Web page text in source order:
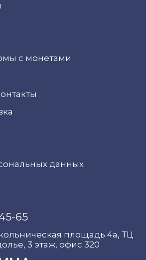
с монетами
данных
65
площадь 4а, ТЦ
3 этаж, офис 320